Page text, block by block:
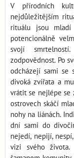
V přírodních
nejdůležitějším
rituálu jsou
potencionálně
svojí
zodpovědnost. Po
odcházejí sami se
divoká zvířata a
vrátit se nejlépe se
ostrovech skáčí
nohy na liánách.
dní sami do
nejedí, nepijí,
vizi svého